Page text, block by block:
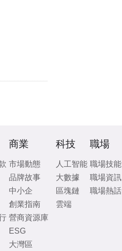
商業
市場動態
品牌故事
中小企
創業指南
營商資源庫
ESG
大灣區
科技
人工智能
大數據
區塊鏈
雲端
職場
職場技能
職場資訊
職場熱話